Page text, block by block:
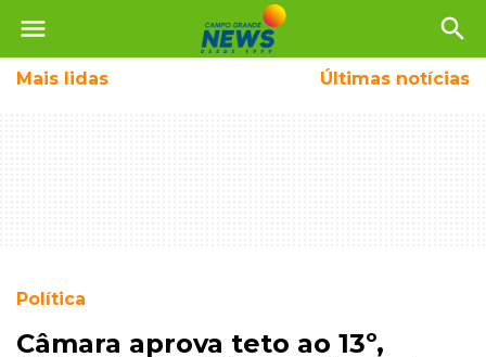
menu search
Mais lidas Últimas notícias
Política
Câmara aprova teto ao 13º,